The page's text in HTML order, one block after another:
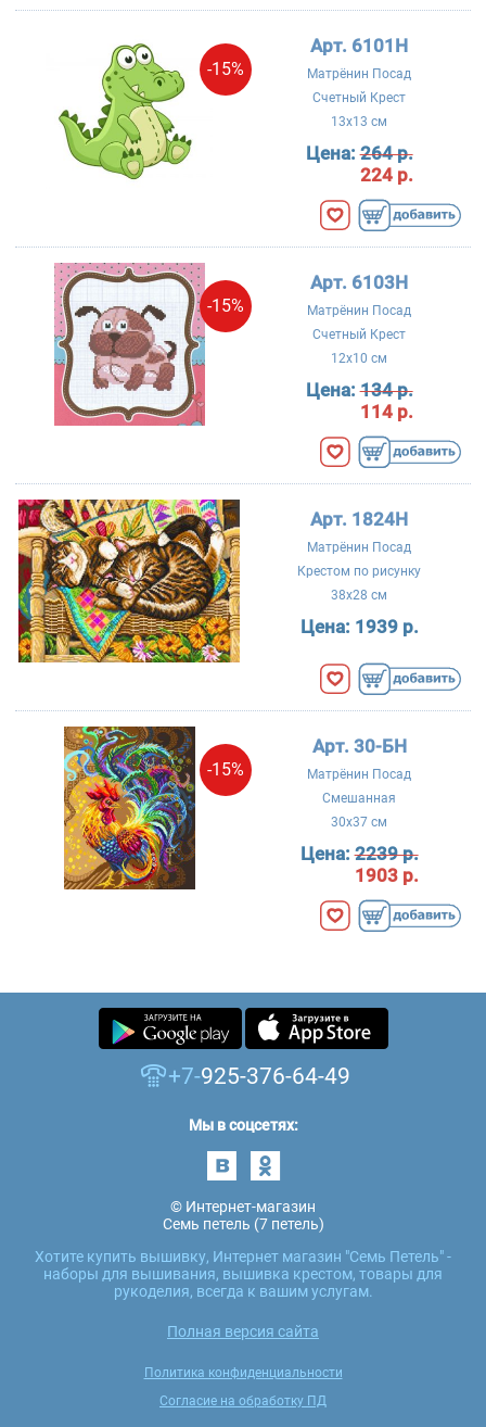
-15%
Арт. 6101Н
Матрёнин Посад
Счетный Крест
13x13 см
Цена:264 р.
224 р.
-15%
Арт. 6103Н
Матрёнин Посад
Счетный Крест
12x10 см
Цена:134 р.
114 р.
Арт. 1824Н
Матрёнин Посад
Крестом по рисунку
38x28 см
Цена: 1939 р.
-15%
Арт. 30-БН
Матрёнин Посад
Смешанная
30x37 см
Цена:2239 р.
1903 р.
+7-925-376-64-49
Мы в соцсетях:
© Интернет-магазин
Семь петель (7 петель)
Хотите купить вышивку, Интернет магазин "Семь Петель" -
наборы для вышивания, вышивка крестом, товары для
рукоделия, всегда к вашим услугам.
Полная версия сайта
Политика конфиденциальности
Согласие на обработку ПД